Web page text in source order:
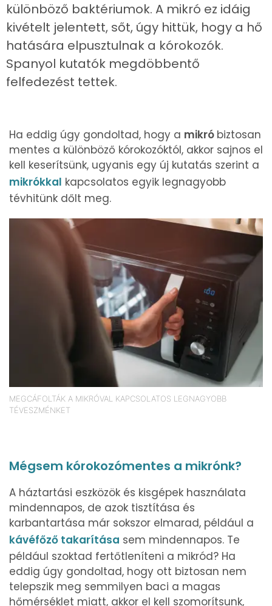
különböző baktériumok. A mikró ez idáig
kivételt jelentett, sőt, úgy hittük, hogy a hő
hatására elpusztulnak a kórokozók.
Spanyol kutatók megdöbbentő
felfedezést tettek.
Ha eddig úgy gondoltad, hogy a mikró biztosan
mentes a különböző kórokozóktól, akkor sajnos el
kell keserítsünk, ugyanis egy új kutatás szerint a
mikrókkal kapcsolatos egyik legnagyobb
tévhitünk dőlt meg.
MEGCÁFOLTÁK A MIKRÓVAL KAPCSOLATOS LEGNAGYOBB
TÉVESZMÉNKET
Mégsem kórokozómentes a mikrónk?
A háztartási eszközök és kisgépek használata
mindennapos, de azok tisztítása és
karbantartása már sokszor elmarad, például a
kávéfőző takarítása sem mindennapos. Te
például szoktad fertőtleníteni a mikród? Ha
eddig úgy gondoltad, hogy ott biztosan nem
telepszik meg semmilyen baci a magas
hőmérséklet miatt, akkor el kell szomorítsunk,